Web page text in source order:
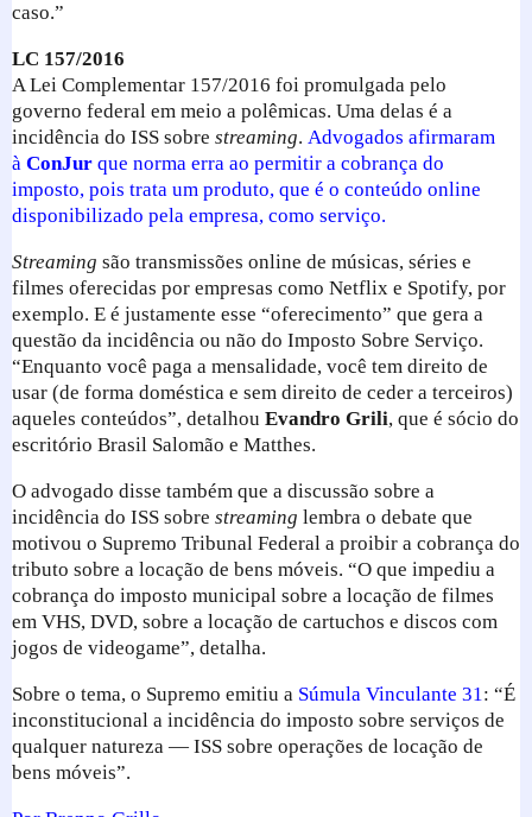
caso.”
LC 157/2016
A Lei Complementar 157/2016 foi promulgada pelo
governo federal em meio a polêmicas. Uma delas é a
incidência do ISS sobre streaming. Advogados afirmaram
à ConJur que norma erra ao permitir a cobrança do
imposto, pois trata um produto, que é o conteúdo online
disponibilizado pela empresa, como serviço.
Streaming são transmissões online de músicas, séries e
filmes oferecidas por empresas como Netflix e Spotify, por
exemplo. E é justamente esse “oferecimento” que gera a
questão da incidência ou não do Imposto Sobre Serviço.
“Enquanto você paga a mensalidade, você tem direito de
usar (de forma doméstica e sem direito de ceder a terceiros)
aqueles conteúdos”, detalhou Evandro Grili, que é sócio do
escritório Brasil Salomão e Matthes.
O advogado disse também que a discussão sobre a
incidência do ISS sobre streaming lembra o debate que
motivou o Supremo Tribunal Federal a proibir a cobrança do
tributo sobre a locação de bens móveis. “O que impediu a
cobrança do imposto municipal sobre a locação de filmes
em VHS, DVD, sobre a locação de cartuchos e discos com
jogos de videogame”, detalha.
Sobre o tema, o Supremo emitiu a Súmula Vinculante 31: “É
inconstitucional a incidência do imposto sobre serviços de
qualquer natureza — ISS sobre operações de locação de
bens móveis”.